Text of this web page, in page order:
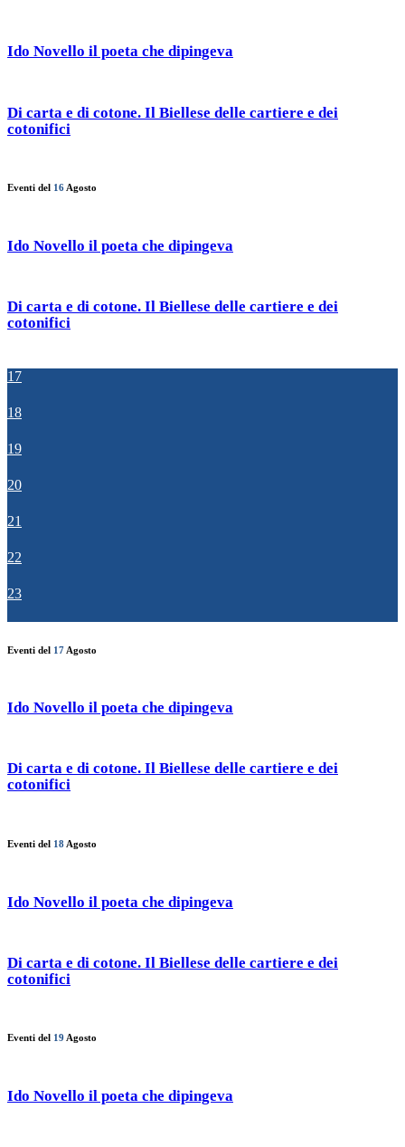
Ido Novello il poeta che dipingeva
Di carta e di cotone. Il Biellese delle cartiere e dei
cotonifici
Eventi del 16 Agosto
Ido Novello il poeta che dipingeva
Di carta e di cotone. Il Biellese delle cartiere e dei
cotonifici
17
18
19
20
21
22
23
Eventi del 17 Agosto
Ido Novello il poeta che dipingeva
Di carta e di cotone. Il Biellese delle cartiere e dei
cotonifici
Eventi del 18 Agosto
Ido Novello il poeta che dipingeva
Di carta e di cotone. Il Biellese delle cartiere e dei
cotonifici
Eventi del 19 Agosto
Ido Novello il poeta che dipingeva